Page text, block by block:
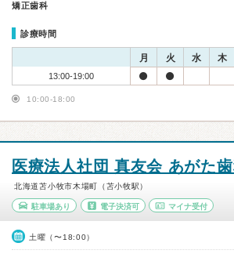
矯正歯科
診療時間
月 火 水 木
13:00-19:00
10:00-18:00
医療法人社団 真友会 あがた
北海道苫小牧市木場町（苫小牧駅）
駐車場あり 電子決済可 マイナ受付
土曜（〜18:00）